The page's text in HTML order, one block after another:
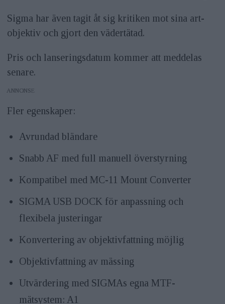
Sigma har även tagit åt sig kritiken mot sina art-
objektiv och gjort den vädertätad.
Pris och lanseringsdatum kommer att meddelas
senare.
ANNONS
Fler egenskaper:
Avrundad bländare
Snabb AF med full manuell överstyrning
Kompatibel med MC-11 Mount Converter
SIGMA USB DOCK för anpassning och
flexibela justeringar
Konvertering av objektivfattning möjlig
Objektivfattning av mässing
Utvärdering med SIGMAs egna MTF-
mätsystem: A1